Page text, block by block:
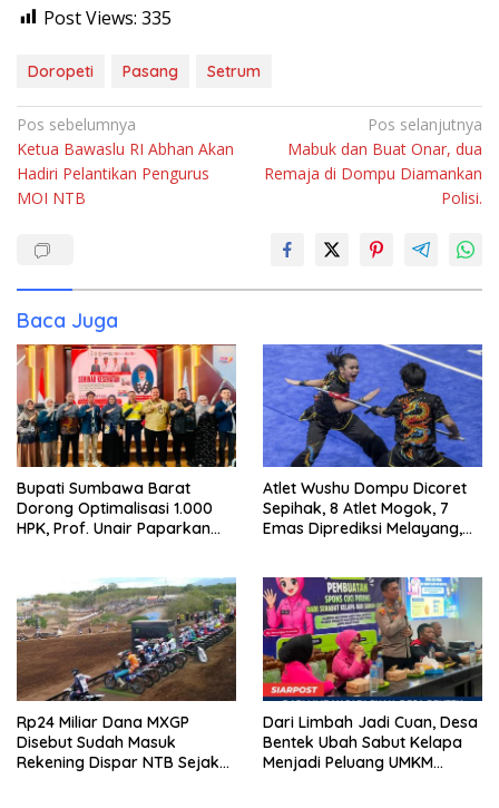
Post Views: 335
Doropeti Pasang Setrum
Navigasi
pos
Pos sebelumnya
Ketua Bawaslu RI Abhan Akan
Hadiri Pelantikan Pengurus
MOI NTB
Pos selanjutnya
Mabuk dan Buat Onar, dua
Remaja di Dompu Diamankan
Polisi.
Baca Juga
Bupati Sumbawa Barat
Dorong Optimalisasi 1.000
HPK, Prof. Unair Paparkan
Atlet Wushu Dompu Dicoret
Sepihak, 8 Atlet Mogok, 7
Emas Diprediksi Melayang,
Rp24 Miliar Dana MXGP
Disebut Sudah Masuk
Rekening Dispar NTB Sejak
Dari Limbah Jadi Cuan, Desa
Bentek Ubah Sabut Kelapa
Menjadi Peluang UMKM